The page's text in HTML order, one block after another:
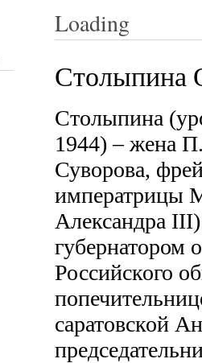
Loading
Столыпина
Столыпина
1944) – жена
Суворова,
императрицы
Александра
губернатором
Российского
саратовской